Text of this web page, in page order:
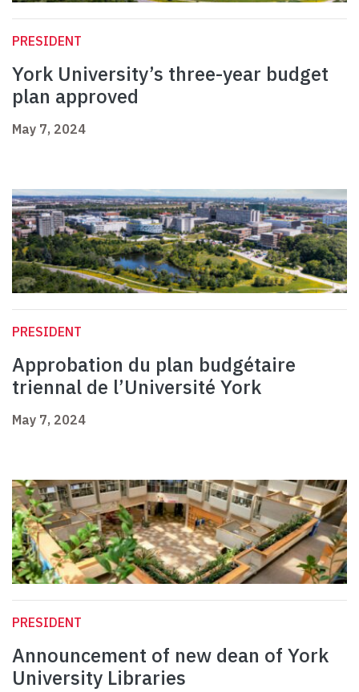
PRESIDENT
York University’s three-year budget
plan approved
May 7, 2024
PRESIDENT
Approbation du plan budgétaire
triennal de l’Université York
May 7, 2024
PRESIDENT
Announcement of new dean of York
University Libraries